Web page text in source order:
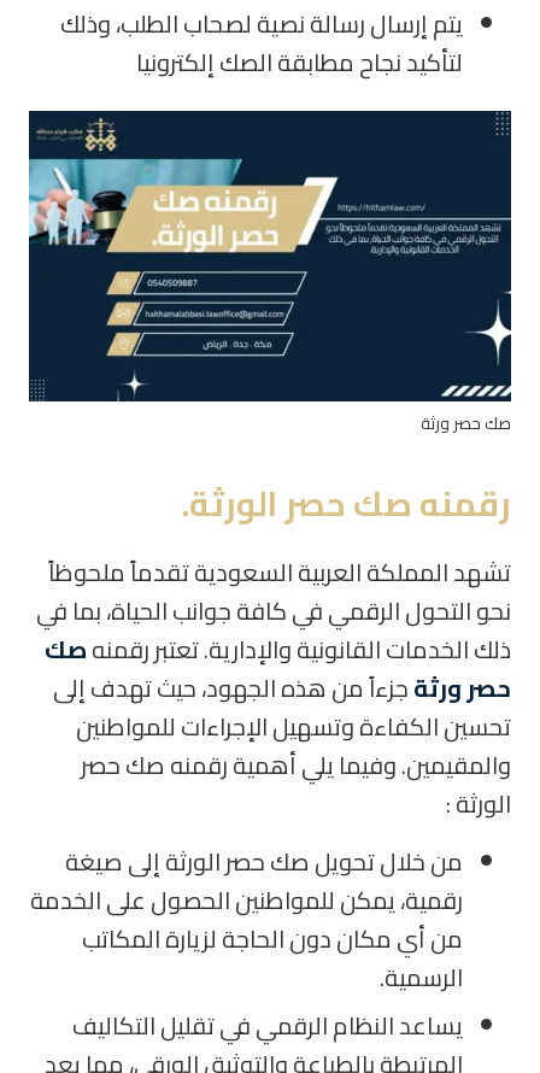
يتم إرسال رسالة نصية لصحاب الطلب، وذلك
لتأكيد نجاح مطابقة الصك إلكترونيا
صك حصر ورثة
رقمنه صك حصر الورثة.
تشهد المملكة العربية السعودية تقدماً ملحوظاً
نحو التحول الرقمي في كافة جوانب الحياة، بما في
ذلك الخدمات القانونية والإدارية. تعتبر رقمنهصك
حصر ورثةجزءاً من هذه الجهود، حيث تهدف إلى
تحسين الكفاءة وتسهيل الإجراءات للمواطنين
والمقيمين. وفيما يلي أهمية رقمنه صك حصر
الورثة :
من خلال تحويل صك حصر الورثة إلى صيغة
رقمية، يمكن للمواطنين الحصول على الخدمة
من أي مكان دون الحاجة لزيارة المكاتب
الرسمية.
يساعد النظام الرقمي في تقليل التكاليف
المرتبطة بالطباعة والتوثيق الورقي، مما يعد